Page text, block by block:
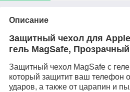
Описание
Защитный чехол для
гель MagSafe, Прозрачный
Защитный чехол MagSafe с
который защитит ваш телефон
ударов, а также от царапин и